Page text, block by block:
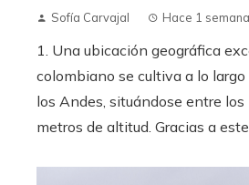
Sofía Carvajal Hace 1 semana
1. Una ubicación geográfica
colombiano se cultiva a lo largo
los Andes, situándose entre
metros de altitud. Gracias a este